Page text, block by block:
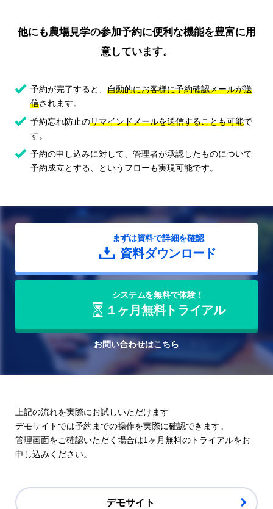
他にも農場見学の参加予約に便利な機能を豊富に用
意しています。
予約が完了すると、自動的にお客様に予約確認メールが送
信されます。
予約忘れ防止のリマインドメールを送信することも可能で
す。
予約の申し込みに対して、管理者が承認したものについて
予約成立とする、というフローも実現可能です。
まずは資料で詳細を確認
資料ダウンロード
システムを無料で体験！
１ヶ月無料トライアル
お問い合わせはこちら
上記の流れを実際にお試しいただけます
デモサイトでは予約までの操作を実際に確認できます。
管理画面をご確認いただく場合は1ヶ月無料のトライアルをお
申し込みください。
デモサイト